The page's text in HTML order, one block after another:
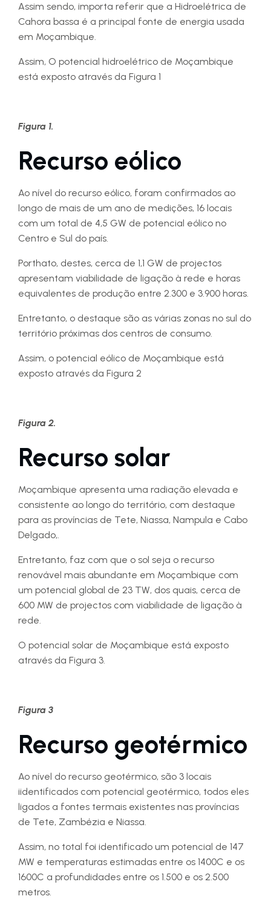
Assim sendo, importa referir que a Hidroelétrica de
Cahora bassa é a principal fonte de energia usada
em Moçambique.
Assim, O potencial hidroelétrico de Moçambique
está exposto através da Figura 1
Figura 1.
Recurso eólico
Ao nível do recurso eólico, foram confirmados ao
longo de mais de um ano de medições, 16 locais
com um total de 4,5 GW de potencial eólico no
Centro e Sul do país.
Porthato, destes, cerca de 1,1 GW de projectos
apresentam viabilidade de ligação à rede e horas
equivalentes de produção entre 2.300 e 3.900 horas.
Entretanto, o destaque são as várias zonas no sul do
território próximas dos centros de consumo.
Assim, o potencial eólico de Moçambique está
exposto através da Figura 2
Figura 2.
Recurso solar
Moçambique apresenta uma radiação elevada e
consistente ao longo do território, com destaque
para as províncias de Tete, Niassa, Nampula e Cabo
Delgado,.
Entretanto, faz com que o sol seja o recurso
renovável mais abundante em Moçambique com
um potencial global de 23 TW, dos quais, cerca de
600 MW de projectos com viabilidade de ligação à
rede.
O potencial solar de Moçambique está exposto
através da Figura 3.
Figura 3
Recurso geotérmico
Ao nível do recurso geotérmico, são 3 locais
iidentificados com potencial geotérmico, todos eles
ligados a fontes termais existentes nas províncias
de Tete, Zambézia e Niassa.
Assim, no total foi identificado um potencial de 147
MW e temperaturas estimadas entre os 1400C e os
1600C a profundidades entre os 1.500 e os 2.500
metros.